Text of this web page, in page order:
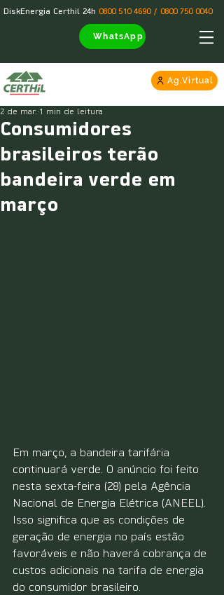
DiskEnergia Certhil 24h 0800 510 4690/ 0800 750 0040
WhatsApp
Ag.Virtual
Consumidores
brasileiros terão
bandeira verde em
março
2 de mar. 1 min de leitura
Em março, a bandeira tarifária
continuará verde. O anúncio foi feito
nesta sexta-feira (28) pela Agência
Nacional de Energia Elétrica (ANEEL).
Isso significa que as condições de
geração de energia no país estão
favoráveis e não haverá cobrança de
custos adicionais na tarifa de energia
do consumidor brasileiro.